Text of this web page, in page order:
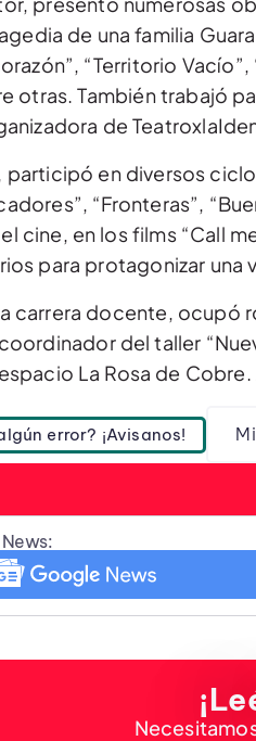
de una familia
“Territorio
otras. También trabajó
de
en diversos
“Fronteras”,
cine, en los films “Call
para protagonizar una
carrera docente, ocupó
del taller
La Rosa de
error? ¡Avisanos!